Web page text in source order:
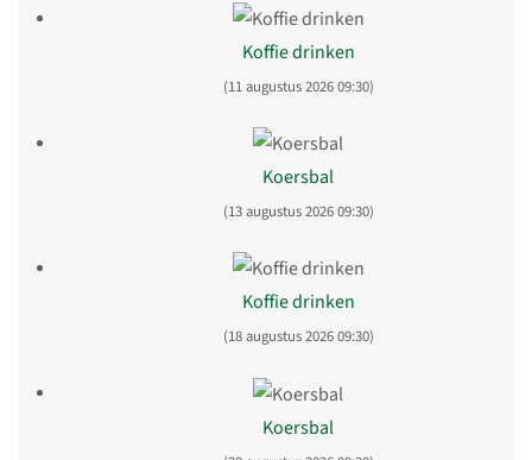
Koffie drinken
(11 augustus 2026 09:30)
Koersbal
(13 augustus 2026 09:30)
Koffie drinken
(18 augustus 2026 09:30)
Koersbal